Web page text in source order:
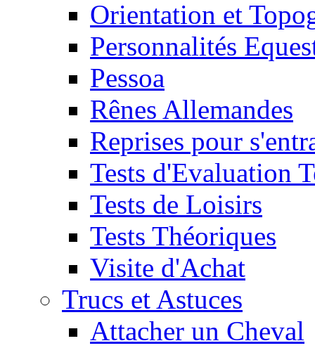
Orientation et
Personnalités
Pessoa
Rênes Allemandes
Reprises pour
Tests d'Evaluation
Tests de Loisirs
Tests Théoriques
Visite d'Achat
Trucs et Astuces
Attacher un Cheval